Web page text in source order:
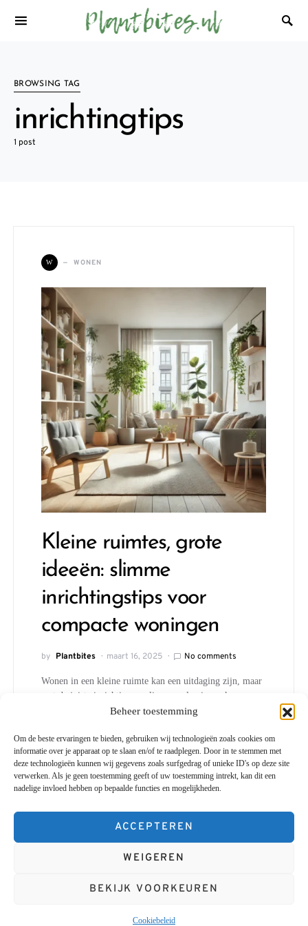
Beheer toestemming
Om de beste ervaringen te bieden, gebruiken wij technologieën zoals cookies om
informatie over je apparaat op te slaan en/of te raadplegen. Door in te stemmen met
deze technologieën kunnen wij gegevens zoals surfgedrag of unieke ID's op deze site
verwerken. Als je geen toestemming geeft of uw toestemming intrekt, kan dit een
nadelige invloed hebben op bepaalde functies en mogelijkheden.
ACCEPTEREN
WEIGEREN
BEKIJK VOORKEUREN
Cookiebeleid
BROWSING TAG
inrichtingtips
1 post
W WONEN
Kleine ruimtes, grote
ideeën: slimme
inrichtingstips voor
compacte woningen
by Plantbites maart 16, 2025 No comments
Wonen in een kleine ruimte kan een uitdaging zijn, maar
met de juiste inrichting en slimme oplossingen kun…
Plantbites
Designed & Developed byCode Supply Co.
DUURZAAMHEID
FASHION CONTACT